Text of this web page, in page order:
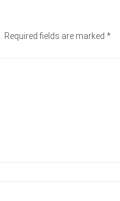
Required fields are marked *